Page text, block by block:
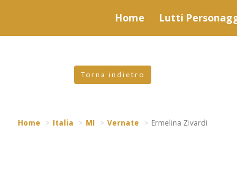
Home Lutti
Torna indietro
Home Italia MI Vernate Ermelina Zivardi
la navigazione in altra maniera,